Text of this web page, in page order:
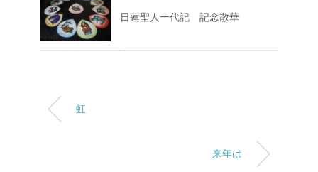
日蓮聖人一代記 記念散華
虹
来年は